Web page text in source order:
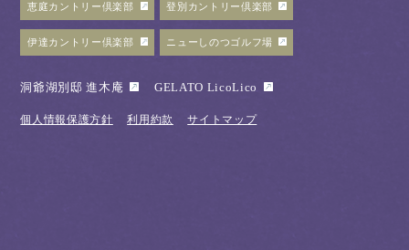
恵庭カントリー倶楽部 登別カントリー倶楽部
伊達カントリー倶楽部 ニューしのつゴルフ場
洞爺湖別邸 進木庵 GELATO LicoLico
個人情報保護方針 利用約款 サイトマップ